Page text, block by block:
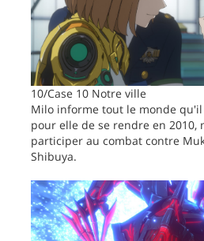
10/Case 10 Notre ville
Milo informe tout le monde
pour elle de se rendre en 2010,
participer au combat contre
Shibuya.